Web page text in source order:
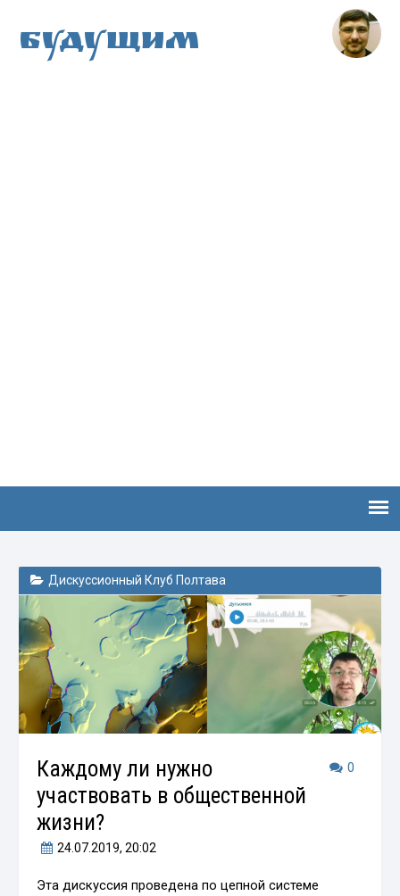
Будущим
Дискуссионный Клуб Полтава
0
Каждому ли нужно
участвовать в общественной
жизни?
24.07.2019, 20:02
Эта дискуссия проведена по цепной системе